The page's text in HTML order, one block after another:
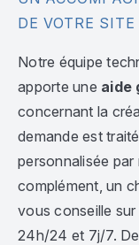
DE VOTRE
Notre équipe
apporte une aide
concernant la
demande est
personnalisée
complément, un
vous conseille
24h/24 et 7j/7.